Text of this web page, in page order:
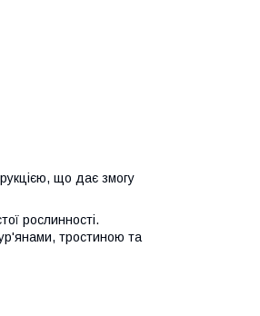
що дає змогу
рослинності.
тростиною та